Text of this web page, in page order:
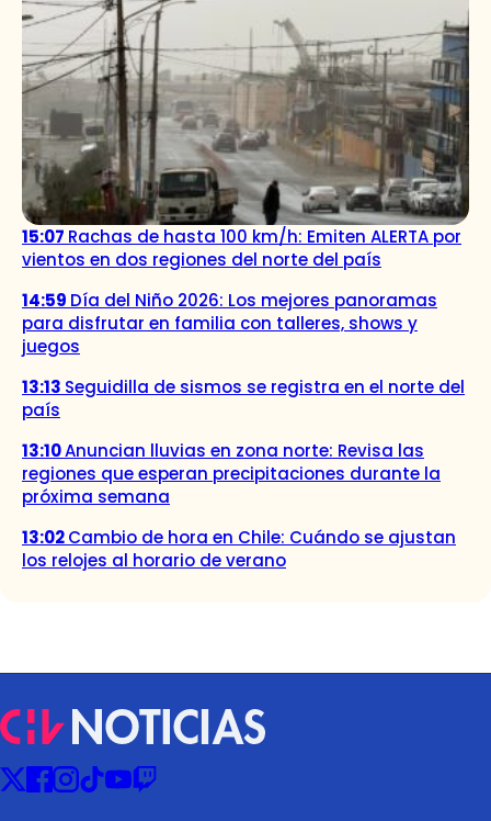
15:07 Rachas de hasta 100 km/h: Emiten ALERTA por
vientos en dos regiones del norte del país
14:59 Día del Niño 2026: Los mejores panoramas
para disfrutar en familia con talleres, shows y
juegos
13:13 Seguidilla de sismos se registra en el norte del
país
13:10Anuncian lluvias en zona norte: Revisa las
regiones que esperan precipitaciones durante la
próxima semana
13:02Cambio de hora en Chile: Cuándo se ajustan
los relojes al horario de verano